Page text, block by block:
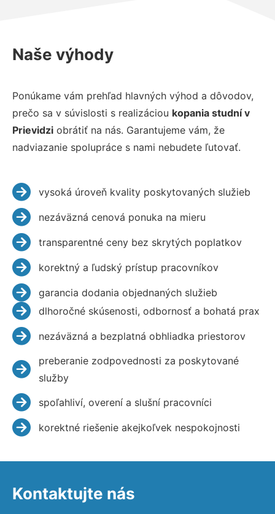
Naše výhody
Ponúkame vám prehľad hlavných výhod a dôvodov,
prečo sa v súvislosti s realizáciou kopania studní v
Prievidzi obrátiť na nás. Garantujeme vám, že
nadviazanie spolupráce s nami nebudete ľutovať.
vysoká úroveň kvality poskytovaných služieb
nezáväzná cenová ponuka na mieru
transparentné ceny bez skrytých poplatkov
korektný a ľudský prístup pracovníkov
garancia dodania objednaných služieb
dlhoročné skúsenosti, odbornosť a bohatá prax
nezáväzná a bezplatná obhliadka priestorov
preberanie zodpovednosti za poskytované
služby
spoľahliví, overení a slušní pracovníci
korektné riešenie akejkoľvek nespokojnosti
Kontaktujte nás